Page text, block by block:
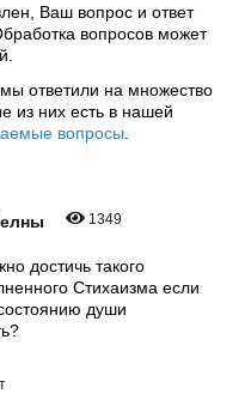
Ваш вопрос и ответ
вопросов может
ответили на множество
из них есть в нашей
вопросы
1349
достичь такого
Стихаизма если
души